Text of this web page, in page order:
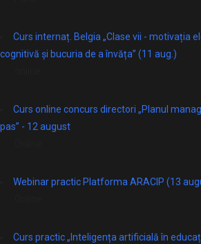
Curs internaț. Belgia „Clase vii - motivația
cognitivă și bucuria de a învăța” (11 aug.)
Curs online concurs directori „Planul
pas” - 12 august
Webinar practic Platforma ARACIP (13
Curs practic „Inteligența artificială în